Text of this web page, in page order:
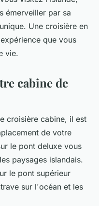
émerveiller par sa
Une croisière en
que vous
vie.
cabine de
croisière cabine, il est
de votre
le pont deluxe vous
paysages islandais.
le pont supérieur
sur l'océan et les